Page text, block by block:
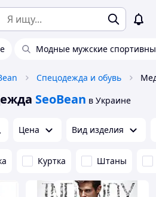
Модные мужские
Спецодежда и обувь
SeoBean в Украине
Цена Вид изделия
Куртка Штаны